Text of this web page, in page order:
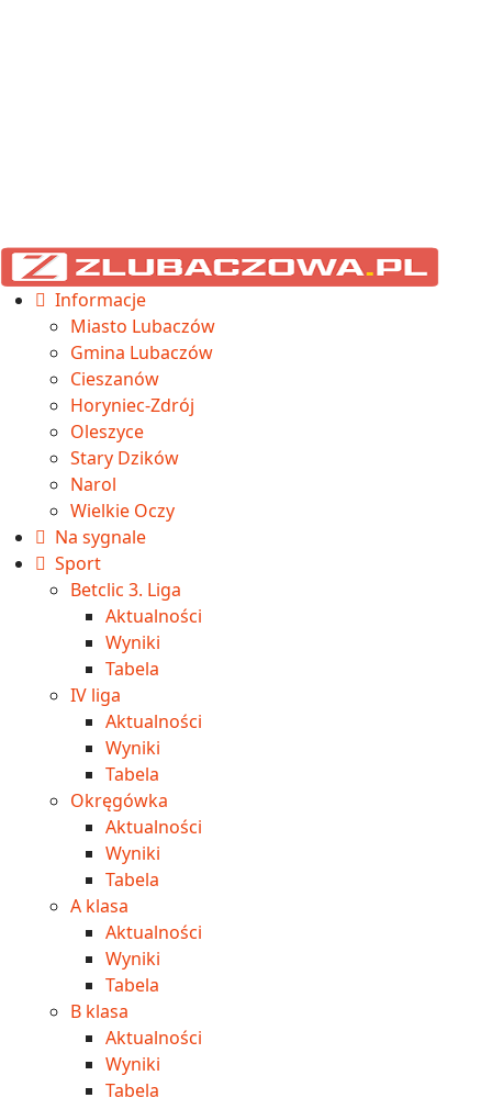
Informacje
Miasto Lubaczów
Gmina Lubaczów
Cieszanów
Horyniec-Zdrój
Oleszyce
Stary Dzików
Narol
Wielkie Oczy
Na sygnale
Sport
Betclic 3. Liga
Aktualności
Wyniki
Tabela
IV liga
Aktualności
Wyniki
Tabela
Okręgówka
Aktualności
Wyniki
Tabela
A klasa
Aktualności
Wyniki
Tabela
B klasa
Aktualności
Wyniki
Tabela